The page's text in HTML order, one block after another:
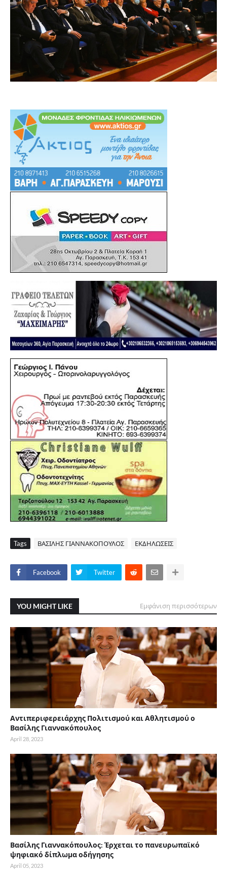
Tags ΒΑΣΙΛΗΣ ΓΙΑΝΝΑΚΟΠΟΥΛΟΣ ΕΚΔΗΛΩΣΕΙΣ
Facebook Twitter
YOU MIGHT LIKE Εμφάνιση περισσότερων
Αντιπεριφερειάρχης Πολιτισμού και Αθλητισμού ο
Βασίλης Γιαννακόπουλος
April 28, 2023
Βασίλης Γιαννακόπουλος: Έρχεται το πανευρωπαϊκό
ψηφιακό δίπλωμα οδήγησης
April 05, 2023